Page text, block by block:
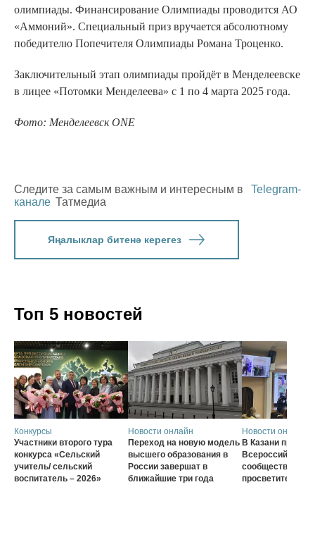
олимпиады. Финансирование Олимпиады проводится АО
«Аммоний». Специальный приз вручается абсолютному
победителю Попечителя Олимпиады Романа Троценко.
Заключительный этап олимпиады пройдёт в Менделеевске
в лицее «Потомки Менделеева» с 1 по 4 марта 2025 года.
Фото: Менделеевск ONE
Следите за самым важным и интересным в
Telegram-
канале Татмедиа
Яңалыклар битенә керегез
Топ 5 новостей
Конкурсы
Участники второго тура
конкурса «Сельский
учитель/ сельский
воспитатель – 2026»
Новости онлайн
Переход на новую модель
высшего образования в
России завершат в
ближайшие три года
Новости онлайн
В Казани
Всероссийского
сообщества
просветителей